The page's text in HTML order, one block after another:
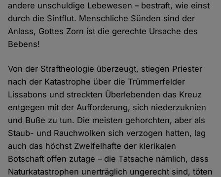
andere unschuldige Lebewesen – bestraft, wie einst
durch die Sintflut. Menschliche Sünden sind der
Anlass, Gottes Zorn ist die gerechte Ursache des
Bebens!
Von der Straftheologie überzeugt, stiegen Priester
nach der Katastrophe über die Trümmerfelder
Lissabons und streckten Überlebenden das Kreuz
entgegen mit der Aufforderung, sich niederzuknien
und Buße zu tun. Die meisten gehorchten, aber als
Staub- und Rauchwolken sich verzogen hatten, lag
auch das höchst Zweifelhafte der klerikalen
Botschaft offen zutage – die Tatsache nämlich, dass
Naturkatastrophen unerträglich ungerecht sind, töten